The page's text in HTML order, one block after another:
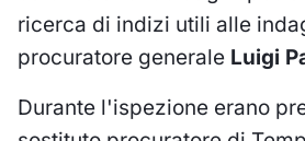
ricerca di indizi utili alle
procuratore generale Luigi
Durante l'ispezione erano